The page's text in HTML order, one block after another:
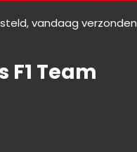
vandaag verzonden
F1 Team